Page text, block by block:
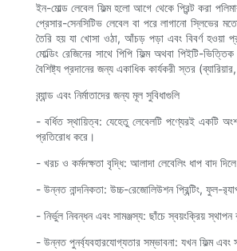
ইন-মোল্ড লেবেল ফিল্ম হলো আগে থেকে প্রিন্ট করা
প্রেসার-সেনসিটিভ লেবেল বা পরে লাগানো স্লিভের
তৈরি হয় যা খোসা ওঠা, আঁচড় পড়া এবং বিবর্ণ হওয়া
মোল্ডিং রেজিনের সাথে পিপি ফিল্ম অথবা পিইটি-
বৈশিষ্ট্য প্রদানের জন্য একাধিক কার্যকরী স্তর
ব্র্যান্ড এবং নির্মাতাদের জন্য মূল সুবিধাগুলি
- বর্ধিত স্থায়িত্ব: যেহেতু লেবেলটি পণ্যেরই একটি
প্রতিরোধ করে।
- খরচ ও কর্মদক্ষতা বৃদ্ধি: আলাদা লেবেলিং ধাপ বাদ
- উন্নত নান্দনিকতা: উচ্চ-রেজোলিউশন প্রিন্টিং, ফুল-
- নির্ভুল নিবন্ধন এবং সামঞ্জস্য: ছাঁচে স্বয়ংক্রিয় স্থাপন
- উন্নত পুনর্ব্যবহারযোগ্যতার সম্ভাবনা: যখন ফিল্ম